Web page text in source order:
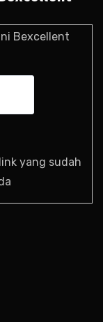
Bexcellent
yang sudah